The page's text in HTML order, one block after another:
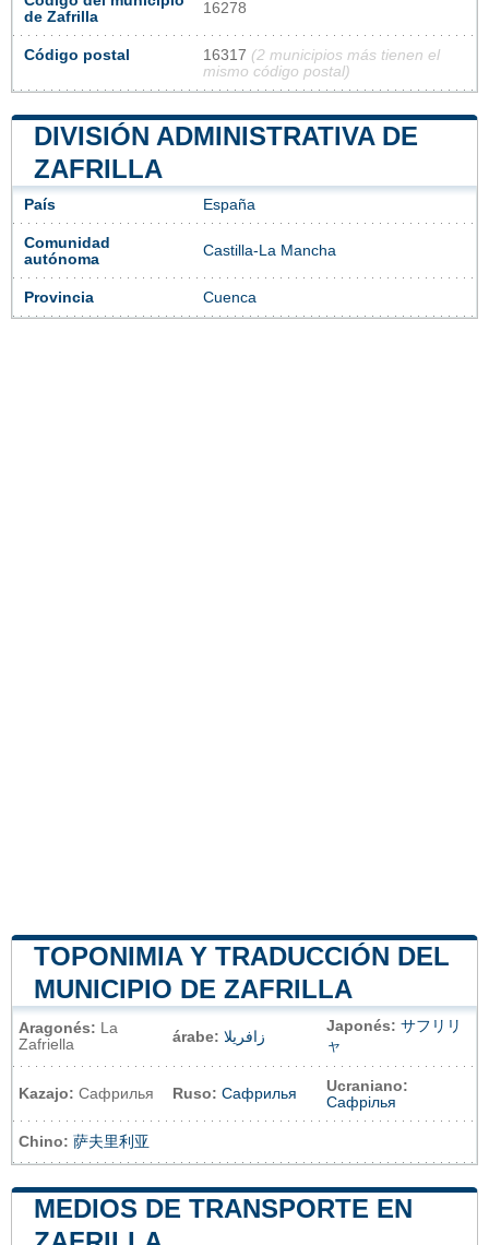
de Zafrilla
16278
Código postal 16317 (2 municipios más tienen el
mismo código postal)
DIVISIÓN ADMINISTRATIVA DE
ZAFRILLA
País España
Comunidad
autónoma
Castilla-La Mancha
Provincia Cuenca
TOPONIMIA Y TRADUCCIÓN DEL
MUNICIPIO DE ZAFRILLA
Aragonés:
La
Zafriella
árabe: زافريلا
Japonés: サフリリ
ャ
Kazajo: Сафрилья Ruso: Сафрилья
Ucraniano:
Сафрілья
Chino: 萨夫里利亚
MEDIOS DE TRANSPORTE EN